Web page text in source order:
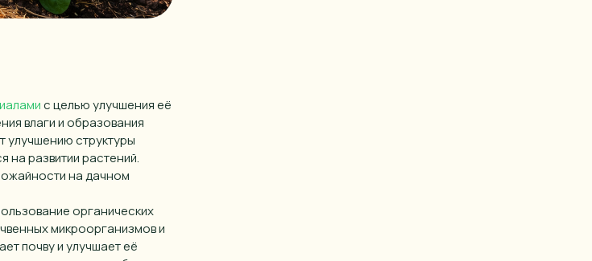
с целью улучшения её
влаги и образования
улучшению структуры
на развитии растений.
на дачном
органических
микроорганизмов и
почву и улучшает её